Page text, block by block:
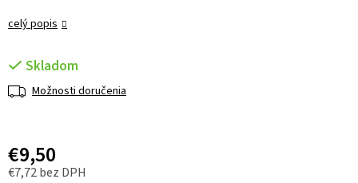
celý popis
Skladom
Možnosti doručenia
€9,50
€7,72 bez DPH